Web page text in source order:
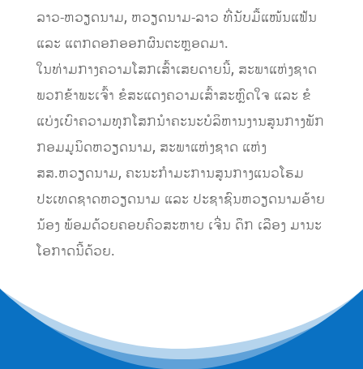
ລາວ-ຫວຽດນາມ, ຫວຽດນາມ-ລາວ ທີ່ນັບມື້ແໜ້ນແຟ້ນ
ແລະ ແຕກດອກອອກຜົນຕະຫຼອດມາ.
ໃນທ່າມກາງຄວາມໂສກເສົ້າເສຍດາຍນີ້, ສະພາແຫ່ງຊາດ
ພວກຂ້າພະເຈົ້າ ຂໍສະແດງຄວາມເສົ້າສະຫຼົດໃຈ ແລະ ຂໍ
ແບ່ງເບົາຄວາມທຸກໂສກນໍາຄະນະບໍລິຫານງານສູນກາງພັກ
ກອມມູນິດຫວຽດນາມ, ສະພາແຫ່ງຊາດ ແຫ່ງ
ສສ.ຫວຽດນາມ, ຄະນະກຳມະການສູນກາງແນວໂຮມ
ປະເທດຊາດຫວຽດນາມ ແລະ ປະຊາຊົນຫວຽດນາມອ້າຍ
ນ້ອງ ພ້ອມດ້ວຍຄອບຄົວສະຫາຍ ເຈີ່ນ ດຶກ ເລືອງ ມານະ
ໂອກາດນີ້ດ້ວຍ.